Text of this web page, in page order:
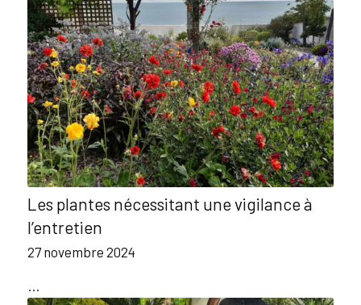
Les plantes nécessitant une vigilance à
l’entretien
27 novembre 2024
…